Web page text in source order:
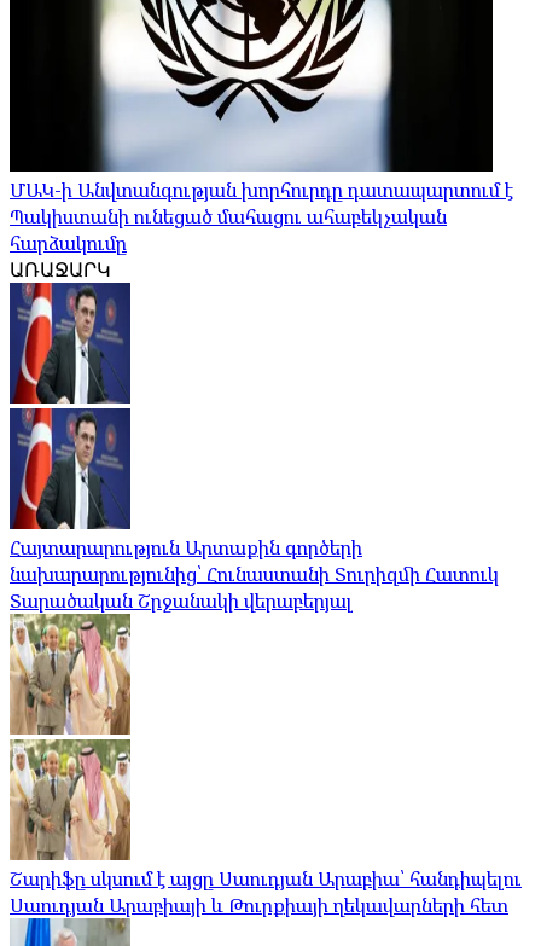
ՄԱԿ-ի Անվտանգության խորհուրդը դատապարտում է
Պակիստանի ունեցած մահացու ահաբեկչական
հարձակումը
ԱՌԱՋԱՐԿ
Հայտարարություն Արտաքին գործերի
նախարարությունից՝ Հունաստանի Տուրիզմի Հատուկ
Տարածական Շրջանակի վերաբերյալ
Շարիֆը սկսում է այցը Սաուդյան Արաբիա՝ հանդիպելու
Սաուդյան Արաբիայի և Թուրքիայի ղեկավարների հետ